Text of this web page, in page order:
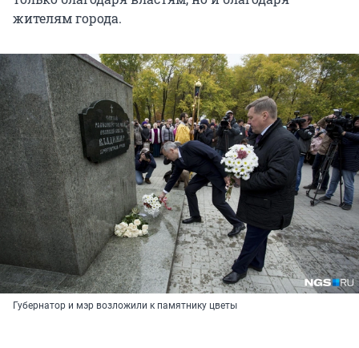
жителям города.
Губернатор и мэр возложили к памятнику цветы